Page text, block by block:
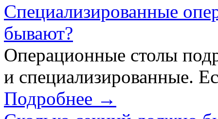
Специализированные
бывают?
Операционные столы
и специализированные.
Подробнее →